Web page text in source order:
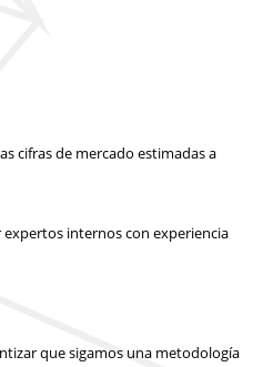
cifras de mercado estimadas a
internos con experiencia
que sigamos una metodología